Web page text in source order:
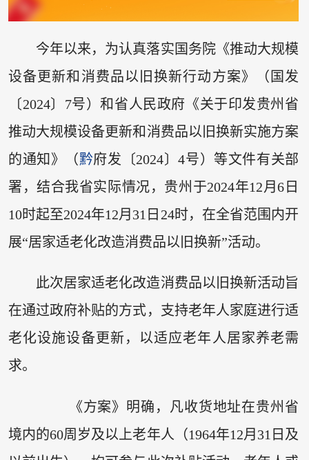
今年以来，为认真落实国务院《推动大规模
设备更新和消费品以旧换新行动方案》（国发
〔2024〕7号）和省人民政府《关于印发贵州省
推动大规模设备更新和消费品以旧换新实施方案
的通知》（黔府发〔2024〕4号）等文件有关部
署，结合我省实际情况，贵州于2024年12月6日
10时起至2024年12月31日24时，在全省范围内开
展“居家适老化改造消费品以旧换新”活动。
此次居家适老化改造消费品以旧换新活动旨
在通过政府补贴的方式，支持老年人家庭进行适
老化设施设备更新，以适应老年人居家养老需
求。
《方案》明确，凡收货地址在贵州省
境内的60周岁及以上老年人（1964年12月31日及